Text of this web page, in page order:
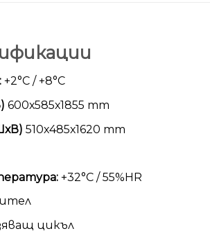
+2°С / +8°С
600х585х1855 mm
510х485х1620 mm
+32°С / 55%HR
цикъл